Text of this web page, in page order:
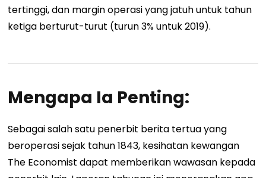
tertinggi, dan margin operasi yang jatuh untuk tahun
ketiga berturut-turut (turun 3% untuk 2019).
Mengapa Ia Penting:
Sebagai salah satu penerbit berita tertua yang
beroperasi sejak tahun 1843, kesihatan kewangan
The Economist dapat memberikan wawasan kepada